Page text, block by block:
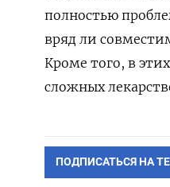
полностью
вряд ли
Кроме того, в
сложных
ПОДПИСАТЬСЯ НА